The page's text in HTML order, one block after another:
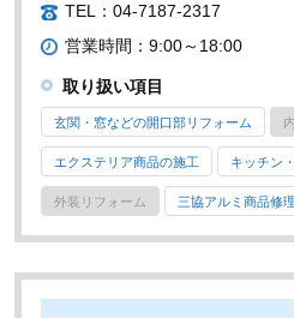
TEL：04-7187-2317
営業時間：9:00～18:00
取り扱い項目
玄関・窓などの開口部リフォーム
エクステリア商品の施工 キッチン
外装リフォーム 三協アルミ商品修